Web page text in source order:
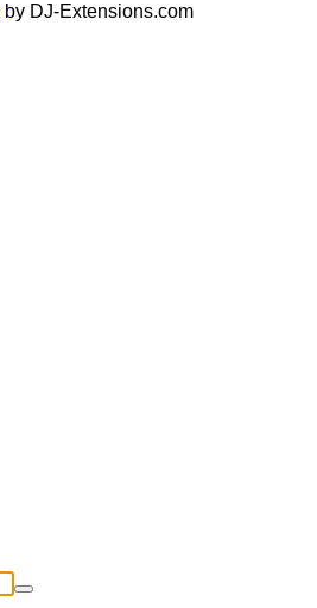
by DJ-Extensions.com